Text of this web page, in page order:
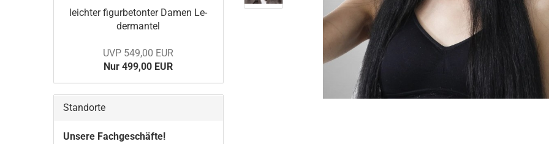
leich­ter fi­gur­be­ton­ter Damen Le­
der­man­tel
UVP 549,00 EUR
Nur 499,00 EUR
Standorte
Unsere Fachgeschäfte!